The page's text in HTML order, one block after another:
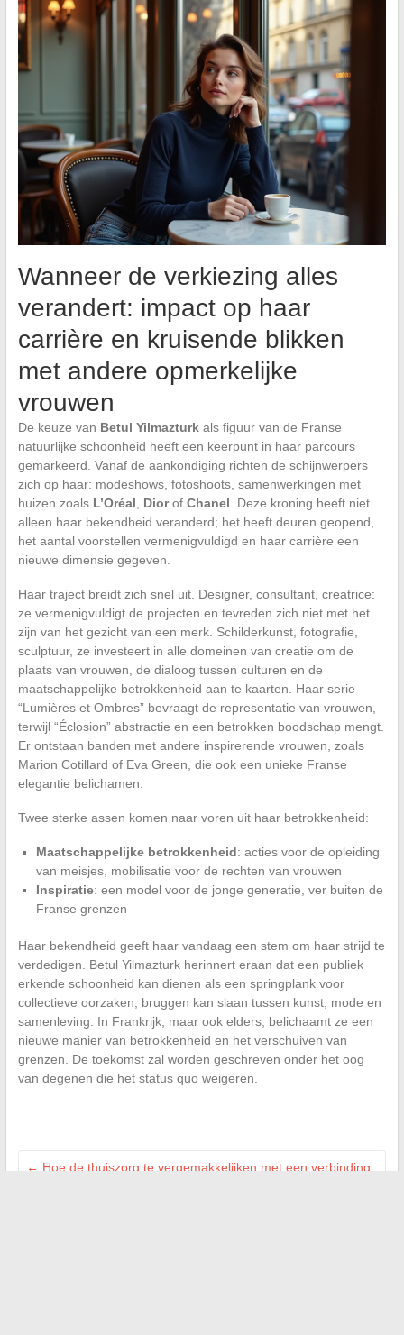
Wanneer de verkiezing alles
verandert: impact op haar
carrière en kruisende blikken
met andere opmerkelijke
vrouwen
De keuze van Betul Yilmazturkals figuur van de Franse
natuurlijke schoonheid heeft een keerpunt in haar parcours
gemarkeerd. Vanaf de aankondiging richten de schijnwerpers
zich op haar: modeshows, fotoshoots, samenwerkingen met
huizen zoals L’Oréal Diorof Chanel . Deze kroning heeft niet
alleen haar bekendheid veranderd; het heeft deuren geopend,
het aantal voorstellen vermenigvuldigd en haar carrière een
nieuwe dimensie gegeven.
Haar traject breidt zich snel uit. Designer, consultant, creatrice:
ze vermenigvuldigt de projecten en tevreden zich niet met het
zijn van het gezicht van een merk. Schilderkunst, fotografie,
sculptuur, ze investeert in alle domeinen van creatie om de
plaats van vrouwen, de dialoog tussen culturen en de
maatschappelijke betrokkenheid aan te kaarten. Haar serie
“Lumières et Ombres” bevraagt de representatie van vrouwen,
terwijl “Éclosion” abstractie en een betrokken boodschap mengt.
Er ontstaan banden met andere inspirerende vrouwen, zoals
Marion Cotillard of Eva Green, die ook een unieke Franse
elegantie belichamen.
Twee sterke assen komen naar voren uit haar betrokkenheid:
Maatschappelijke betrokkenheid: acties voor de opleiding
van meisjes, mobilisatie voor de rechten van vrouwen
Inspiratie: een model voor de jonge generatie, ver buiten de
Franse grenzen
Haar bekendheid geeft haar vandaag een stem om haar strijd te
verdedigen. Betul Yilmazturk herinnert eraan dat een publiek
erkende schoonheid kan dienen als een springplank voor
collectieve oorzaken, bruggen kan slaan tussen kunst, mode en
samenleving. In Frankrijk, maar ook elders, belichaamt ze een
nieuwe manier van betrokkenheid en het verschuiven van
grenzen. De toekomst zal worden geschreven onder het oog
van degenen die het status quo weigeren.
← Hoe de thuiszorg te vergemakkelijken met een verbinding